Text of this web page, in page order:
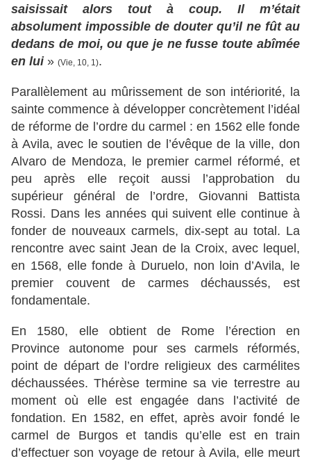
saisissait alors tout à coup. Il m’était
absolument impossible de douter qu’il ne fût au
dedans de moi, ou que je ne fusse toute abîmée
en lui » (Vie, 10, 1).
Parallèlement au mûrissement de son intériorité, la
sainte commence à développer concrètement l’idéal
de réforme de l’ordre du carmel : en 1562 elle fonde
à Avila, avec le soutien de l’évêque de la ville, don
Alvaro de Mendoza, le premier carmel réformé, et
peu après elle reçoit aussi l’approbation du
supérieur général de l’ordre, Giovanni Battista
Rossi. Dans les années qui suivent elle continue à
fonder de nouveaux carmels, dix-sept au total. La
rencontre avec saint Jean de la Croix, avec lequel,
en 1568, elle fonde à Duruelo, non loin d’Avila, le
premier couvent de carmes déchaussés, est
fondamentale.
En 1580, elle obtient de Rome l’érection en
Province autonome pour ses carmels réformés,
point de départ de l’ordre religieux des carmélites
déchaussées. Thérèse termine sa vie terrestre au
moment où elle est engagée dans l’activité de
fondation. En 1582, en effet, après avoir fondé le
carmel de Burgos et tandis qu’elle est en train
d’effectuer son voyage de retour à Avila, elle meurt